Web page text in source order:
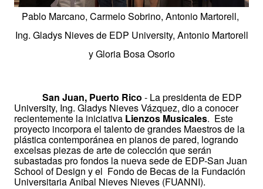
Pablo Marcano, Carmelo Sobrino, Antonio Martorell,
Ing. Gladys Nieves de EDP University, Antonio Martorell
y Gloria Bosa Osorio
San Juan, Puerto Rico - La presidenta de EDP
University, Ing. Gladys Nieves Vázquez, dio a conocer
recientemente la iniciativa Lienzos Musicales. Este
proyecto incorpora el talento de grandes Maestros de la
plástica contemporánea en pianos de pared, logrando
excelsas piezas de arte de colección que serán
subastadas pro fondos la nueva sede de EDP-San Juan
School of Design y el Fondo de Becas de la Fundación
Universitaria Anibal Nieves Nieves (FUANNI).